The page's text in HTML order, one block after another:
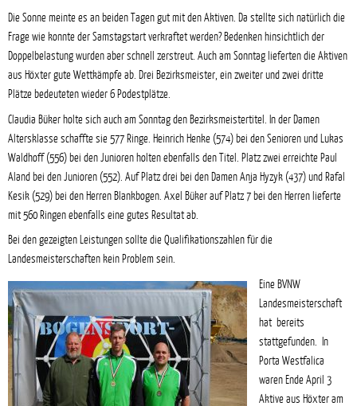
Die Sonne meinte es an beiden Tagen gut mit den Aktiven. Da stellte sich natürlich die
Frage wie konnte der Samstagstart verkraftet werden? Bedenken hinsichtlich der
Doppelbelastung wurden aber schnell zerstreut. Auch am Sonntag lieferten die Aktiven
aus Höxter gute Wettkämpfe ab. Drei Bezirksmeister, ein zweiter und zwei dritte
Plätze bedeuteten wieder 6 Podestplätze.
Claudia Büker holte sich auch am Sonntag den Bezirksmeistertitel. In der Damen
Altersklasse schaffte sie 577 Ringe. Heinrich Henke (574) bei den Senioren und Lukas
Waldhoff (556) bei den Junioren holten ebenfalls den Titel. Platz zwei erreichte Paul
Aland bei den Junioren (552). Auf Platz drei bei den Damen Anja Hyzyk (437) und Rafal
Kesik (529) bei den Herren Blankbogen. Axel Büker auf Platz 7 bei den Herren lieferte
mit 560 Ringen ebenfalls eine gutes Resultat ab.
Bei den gezeigten Leistungen sollte die Qualifikationszahlen für die
Landesmeisterschaften kein Problem sein.
Eine BVNW
Landesmeisterschaft
hat bereits
stattgefunden. In
Porta Westfalica
waren Ende April 3
Aktive aus Höxter am